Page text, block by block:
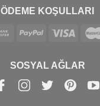
ÖDEME KOŞULLARI
SOSYAL AĞLAR